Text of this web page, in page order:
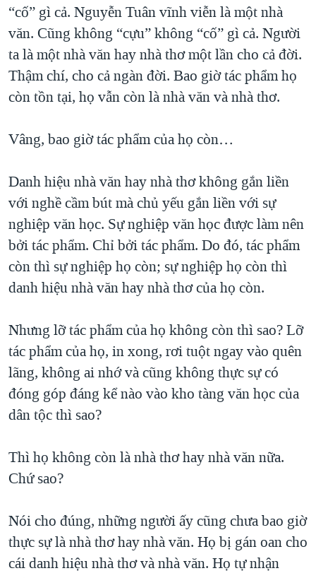
“cố” gì cả. Nguyễn Tuân vĩnh viễn là một nhà
văn. Cũng không “cựu” không “cố” gì cả. Người
ta là một nhà văn hay nhà thơ một lần cho cả đời.
Thậm chí, cho cả ngàn đời. Bao giờ tác phẩm họ
còn tồn tại, họ vẫn còn là nhà văn và nhà thơ.
Vâng, bao giờ tác phẩm của họ còn…
Danh hiệu nhà văn hay nhà thơ không gắn liền
với nghề cầm bút mà chủ yếu gắn liền với sự
nghiệp văn học. Sự nghiệp văn học được làm nên
bởi tác phẩm. Chỉ bởi tác phẩm. Do đó, tác phẩm
còn thì sự nghiệp họ còn; sự nghiệp họ còn thì
danh hiệu nhà văn hay nhà thơ của họ còn.
Nhưng lỡ tác phẩm của họ không còn thì sao? Lỡ
tác phẩm của họ, in xong, rơi tuột ngay vào quên
lãng, không ai nhớ và cũng không thực sự có
đóng góp đáng kể nào vào kho tàng văn học của
dân tộc thì sao?
Thì họ không còn là nhà thơ hay nhà văn nữa.
Chứ sao?
Nói cho đúng, những người ấy cũng chưa bao giờ
thực sự là nhà thơ hay nhà văn. Họ bị gán oan cho
cái danh hiệu nhà thơ và nhà văn. Họ tự nhận